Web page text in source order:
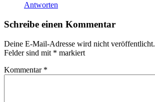
Antworten
Schreibe einen Kommentar
Deine E-Mail-Adresse wird nicht veröffentlicht.
Felder sind mit * markiert
Kommentar *